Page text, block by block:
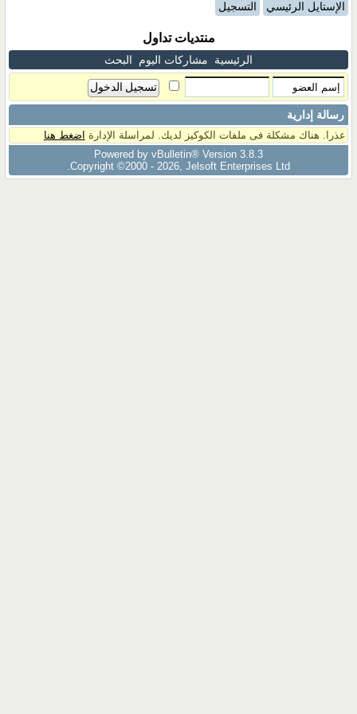
الإستايل الرئيسي التسجيل
منتديات تداول
الرئيسية مشاركات اليوم البحث
رسالة إدارية
عذرا. هناك مشكلة فى ملفات الكوكيز لديك. لمراسلة الإدارة اضغط هنا
Powered by vBulletin® Version 3.8.3
Copyright ©2000 - 2026, Jelsoft Enterprises Ltd.